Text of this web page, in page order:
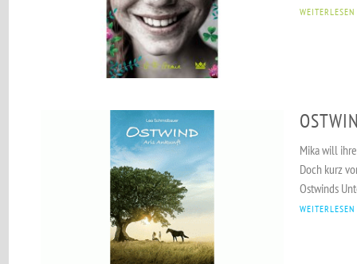
WEITERLESEN
Mika will
Doch kurz
Ostwinds
WEITERLESEN